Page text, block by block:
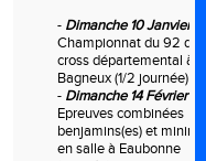
- Dimanche 10 Janvier
Championnat du 92 de
cross départemental à
Bagneux (1/2 journée)
- Dimanche 14 Février:
Epreuves combinées
benjamins(es) et minimes
en salle à Eaubonne